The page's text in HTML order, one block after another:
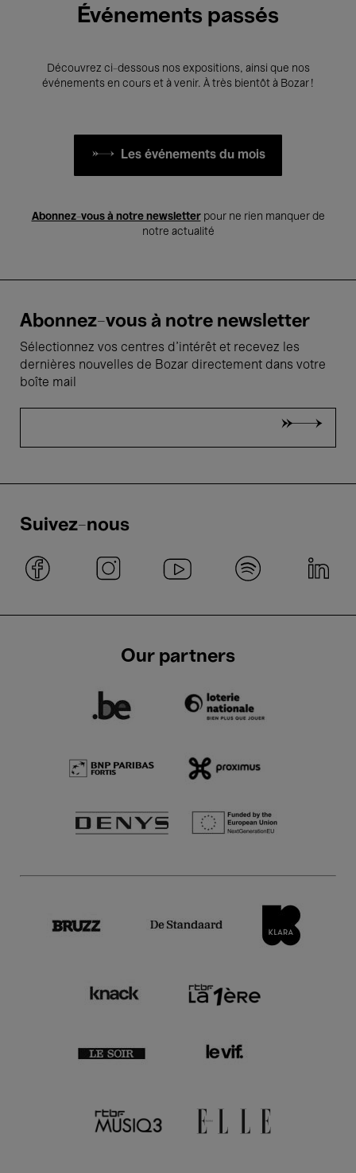
Événements passés
Découvrez ci-dessous nos expositions, ainsi que nos
événements en cours et à venir. À très bientôt à Bozar !
Les événements du mois
Abonnez-vous à notre newsletterpour ne rien manquer de
notre actualité
Abonnez-vous à notre newsletter
Sélectionnez vos centres d'intérêt et recevez les
dernières nouvelles de Bozar directement dans votre
boîte mail
Suivez-nous
Our partners